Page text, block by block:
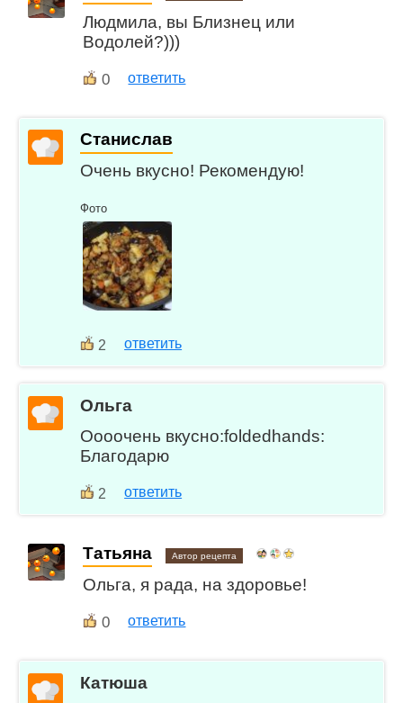
Людмила, вы Близнец или
Водолей?)))
0 ответить
Станислав
Очень вкусно! Рекомендую!
Фото
2 ответить
Ольга
Оооочень вкусно:foldedhands:
Благодарю
2 ответить
Татьяна Автор рецепта
Ольга, я рада, на здоровье!
0 ответить
Катюша